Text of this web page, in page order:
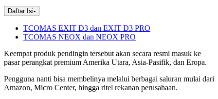
Daftar Isi-
TCOMAS EXIT D3 dan EXIT D3 PRO
TCOMAS NEOX dan NEOX PRO
Keempat produk pendingin tersebut akan secara resmi masuk ke
pasar perangkat premium Amerika Utara, Asia-Pasifik, dan Eropa.
Pengguna nanti bisa membelinya melalui berbagai saluran mulai dari
Amazon, Micro Center, hingga ritel rekanan perusahaan.